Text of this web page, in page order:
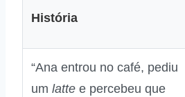
História
“Ana entrou no café, pediu
um latte e percebeu que